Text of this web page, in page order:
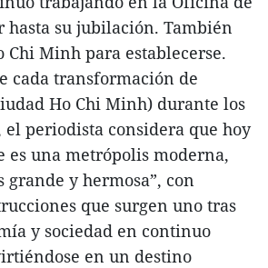
hasta su jubilación. También
Chi Minh para establecerse.
cada transformación de
Ho Chi Minh) durante los
el periodista considera que hoy
es una metrópolis moderna,
grande y hermosa”, con
que surgen uno tras
y sociedad en continuo
en un destino